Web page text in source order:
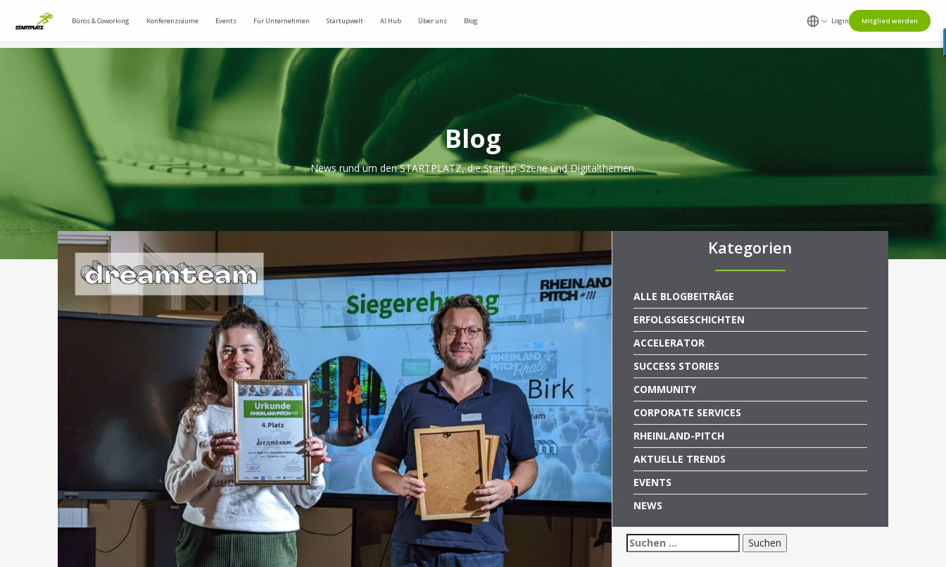
Büros & Coworking Konferenzräume Events Für Unternehmen Startupwelt AI Hub Über uns Blog Login Mitglied werden
Blog
News rund um den STARTPLATZ, die Startup-Szene und Digitalthemen.
Kategorien
ALLE BLOGBEITRÄGE
ERFOLGSGESCHICHTEN
ACCELERATOR
SUCCESS STORIES
COMMUNITY
CORPORATE SERVICES
RHEINLAND-PITCH
AKTUELLE TRENDS
EVENTS
NEWS
Suchen
nach: